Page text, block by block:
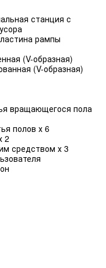
станция с
рампы
(V-образная)
(V-образная)
вращающегося пола
полов х 6
2
средством х 3